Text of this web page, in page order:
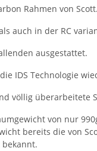
Rahmen von Scott.
auch in der RC
ausgestattet.
IDS Technologie
völlig überarbeitete
von nur
bereits die von